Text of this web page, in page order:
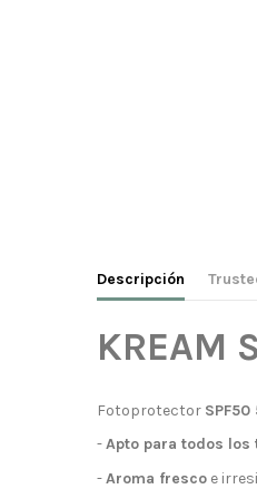
Descripción
KREAM
Fotoprotector
-Apto para todos los
-Aroma fresco e